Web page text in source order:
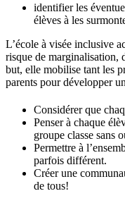
identifier les
élèves à les
L’école à visée inclusive
risque de marginalisation,
but, elle mobilise tant les
parents pour développer
Considérer que
Penser à chaque
groupe classe sans
Permettre à
parfois différent.
Créer une
de tous!